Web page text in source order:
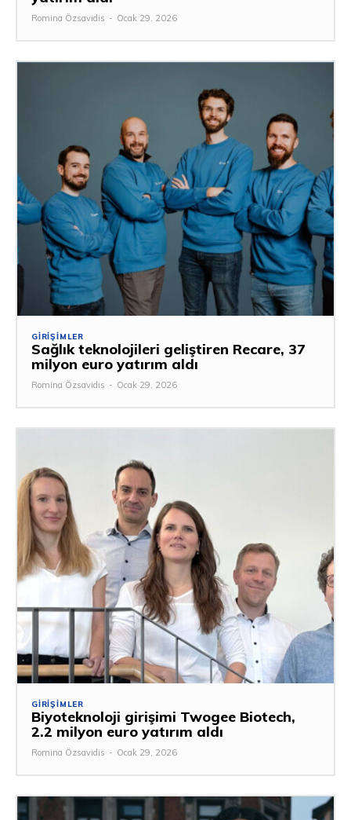
Romina Özsavidis - Ocak 29, 2026
GIRIŞIMLER
Sağlık teknolojileri geliştiren Recare, 37
milyon euro yatırım aldı
Romina Özsavidis - Ocak 29, 2026
GIRIŞIMLER
Biyoteknoloji girişimi Twogee Biotech,
2.2 milyon euro yatırım aldı
Romina Özsavidis - Ocak 29, 2026